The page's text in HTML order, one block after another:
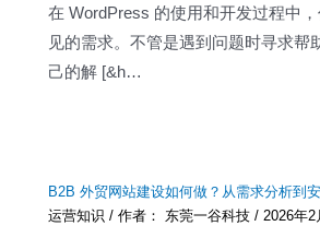
在 WordPress 的使用和开发过程中
见的需求。不管是遇到问题时寻求帮
己的解 [&h…
B2B 外贸网站建设如何做？从需求分析到
运营知识 / 作者： 东莞一谷科技/2026年2